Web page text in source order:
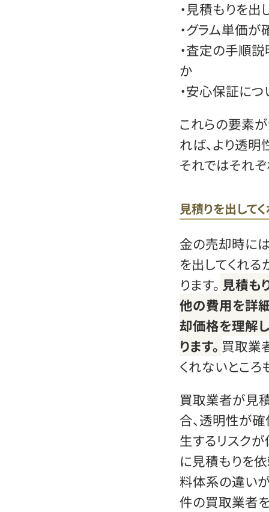
・見積もりを出
・グラム単価
・査定の手順
か
・安心保証に
これらの要素
れば、より透
それではそれぞ
見積りを出して
金の売却時に
を出してくれ
ります。 見積も
他の費用を詳
却価格を理解
ります。 買取業
くれないところ
買取業者が見
合、透明性が
生するリスク
に見積もりを
料体系の違い
件の買取業者